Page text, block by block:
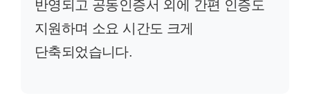
반영되고 공동인증서 외에 간편 인증도
지원하며 소요 시간도 크게
단축되었습니다.